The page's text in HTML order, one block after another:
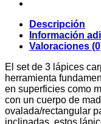
Descripción
Información
Valoraciones
El set de 3 lápices
herramienta
en superficies como
con un cuerpo de
ovalada/rectangular
inclinadas, estos